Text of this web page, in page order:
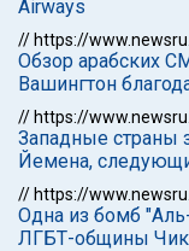
Airways
// https://
Обзор арабских
Вашингтон
// https://
Западные страны
Йемена,
// https://
Одна из бомб
ЛГБТ-общины